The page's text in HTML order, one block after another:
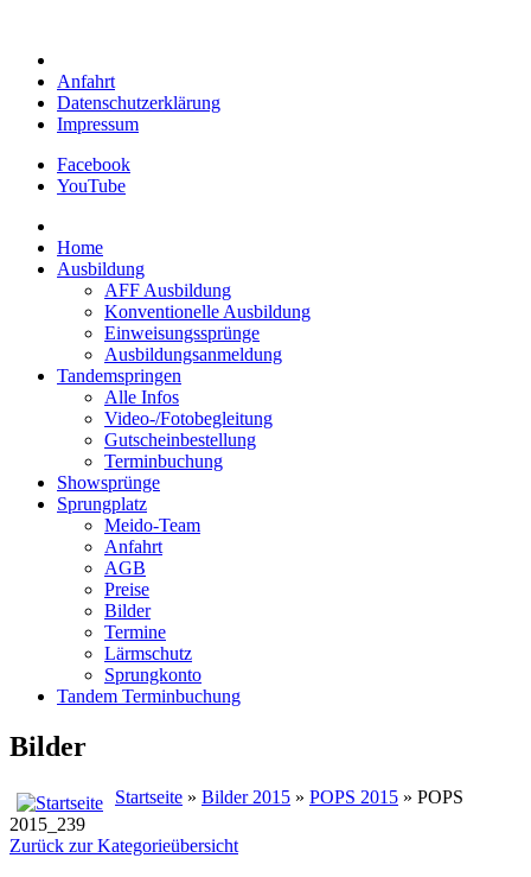
Anfahrt
Datenschutzerklärung
Impressum
Facebook
YouTube
Home
Ausbildung
AFF Ausbildung
Konventionelle Ausbildung
Einweisungssprünge
Ausbildungsanmeldung
Tandemspringen
Alle Infos
Video-/Fotobegleitung
Gutscheinbestellung
Terminbuchung
Showsprünge
Sprungplatz
Meido-Team
Anfahrt
AGB
Preise
Bilder
Termine
Lärmschutz
Sprungkonto
Tandem Terminbuchung
Bilder
Startseite » Bilder 2015 » POPS 2015 » POPS
2015_239
Zurück zur Kategorieübersicht